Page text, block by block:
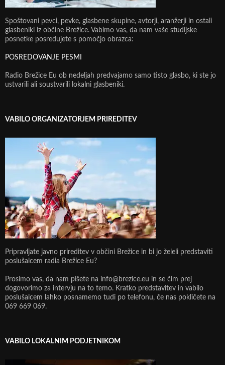
Spoštovani pevci, pevke, glasbene skupine, avtorji, aranžerji in ostali
glasbeniki iz občine Brežice. Vabimo vas, da nam vaše studijske
posnetke posredujete s pomočjo obrazca:
POSREDOVANJE PESMI
Radio Brežice Eu ob nedeljah predvajamo samo tisto glasbo, ki ste jo
ustvarili ali soustvarili lokalni glasbeniki.
VABILO ORGANIZATORJEM PRIREDITEV
Pripravljate javno prireditev v občini Brežice in bi jo želeli predstaviti
poslušalcem radia Brežice Eu?
Prosimo vas, da nam pišete na info@brezice.eu in se čim prej
dogovorimo za intervju na to temo. Kratko predstavitev in vabilo
poslušalcem lahko posnamemo tudi po telefonu, če nas pokličete na
069 669 069.
VABILO LOKALNIM PODJETNIKOM